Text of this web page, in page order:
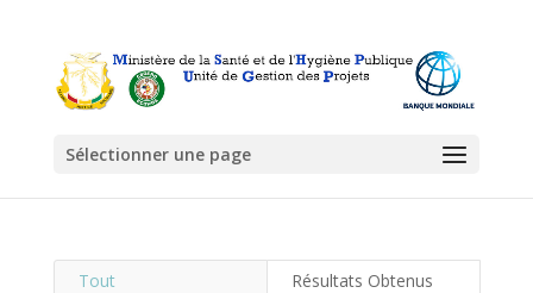
Sélectionner une page
Tout Résultats Obtenus